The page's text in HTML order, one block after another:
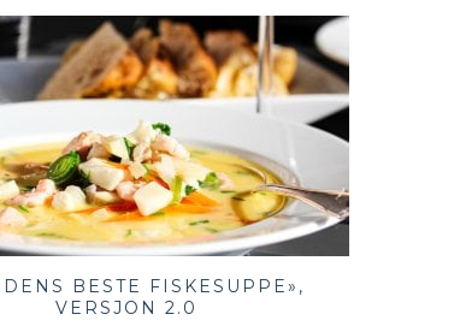
BESTE FISKESUPPE»,
VERSJON 2.0